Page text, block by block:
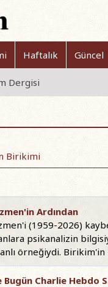
Haftalık Güncel
Dergisi
Birikimi
Ardından
(1959-2026)
psikanalizin
örneğiydi.
Bugün Charlie Hebdo